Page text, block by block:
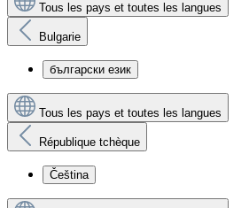
Tous les pays et toutes les langues
Bulgarie
български език
Tous les pays et toutes les langues
République tchèque
Čeština